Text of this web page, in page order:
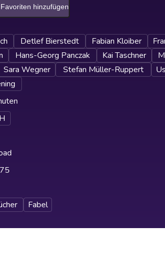
hinzufügen
Detlef Bierstedt Fabian Kloiber
Hans-Georg Panczak Kai Taschner
Sara Wegner Stefan Müller-Ruppert
Fabel